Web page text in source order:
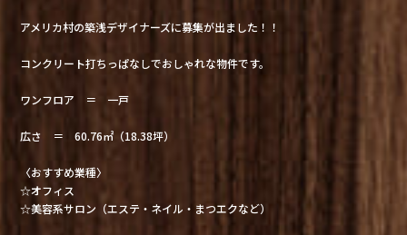
アメリカ村の築浅デザイナーズに募集が出ました！！
コンクリート打ちっぱなしでおしゃれな物件です。
ワンフロア ＝ 一戸
広さ ＝ 60.76㎡（18.38坪）
〈おすすめ業種〉
☆オフィス
☆美容系サロン（エステ・ネイル・まつエクなど）